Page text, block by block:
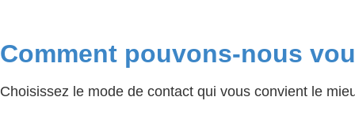
Comment pouvons-nous
Choisissez le mode de contact qui vous convient le